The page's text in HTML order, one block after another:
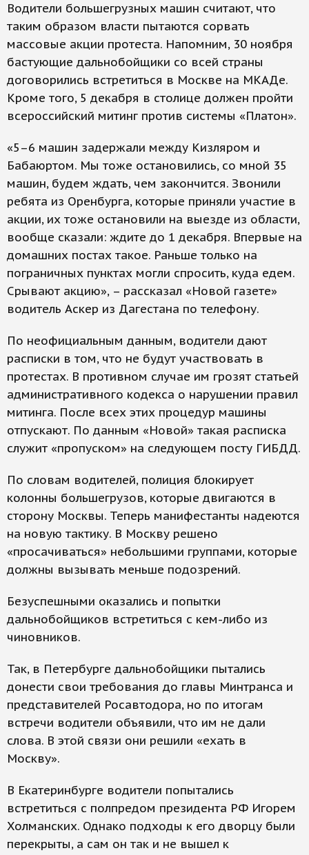
Водители большегрузных машин считают, что
таким образом власти пытаются сорвать
массовые акции протеста. Напомним, 30 ноября
бастующие дальнобойщики со всей страны
договорились встретиться в Москве на МКАДе.
Кроме того, 5 декабря в столице должен пройти
всероссийский митинг против системы «Платон».
«5–6 машин задержали между Кизляром и
Бабаюртом. Мы тоже остановились, со мной 35
машин, будем ждать, чем закончится. Звонили
ребята из Оренбурга, которые приняли участие в
акции, их тоже остановили на выезде из области,
вообще сказали: ждите до 1 декабря. Впервые на
домашних постах такое. Раньше только на
пограничных пунктах могли спросить, куда едем.
Срывают акцию», – рассказал «Новой газете»
водитель Аскер из Дагестана по телефону.
По неофициальным данным, водители дают
расписки в том, что не будут участвовать в
протестах. В противном случае им грозят статьей
административного кодекса о нарушении правил
митинга. После всех этих процедур машины
отпускают. По данным «Новой» такая расписка
служит «пропуском» на следующем посту ГИБДД.
По словам водителей, полиция блокирует
колонны большегрузов, которые двигаются в
сторону Москвы. Теперь манифестанты надеются
на новую тактику. В Москву решено
«просачиваться» небольшими группами, которые
должны вызывать меньше подозрений.
Безуспешными оказались и попытки
дальнобойщиков встретиться с кем-либо из
чиновников.
Так, в Петербурге дальнобойщики пытались
донести свои требования до главы Минтранса и
представителей Росавтодора, но по итогам
встречи водители объявили, что им не дали
слова. В этой связи они решили «ехать в
Москву».
В Екатеринбурге водители попытались
встретиться с полпредом президента РФ Игорем
Холманских. Однако подходы к его дворцу были
перекрыты, а сам он так и не вышел к